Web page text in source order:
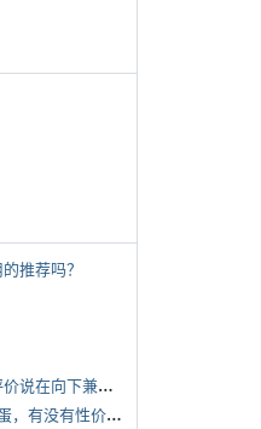
推荐吗？
*
投入了很多精力经营的一段感情，被女方评价说在向下兼容我，感觉有点破防
*
想请教有经验的蛋友，想给媳妇7夕买个跳蛋，有没有性价比高的推荐